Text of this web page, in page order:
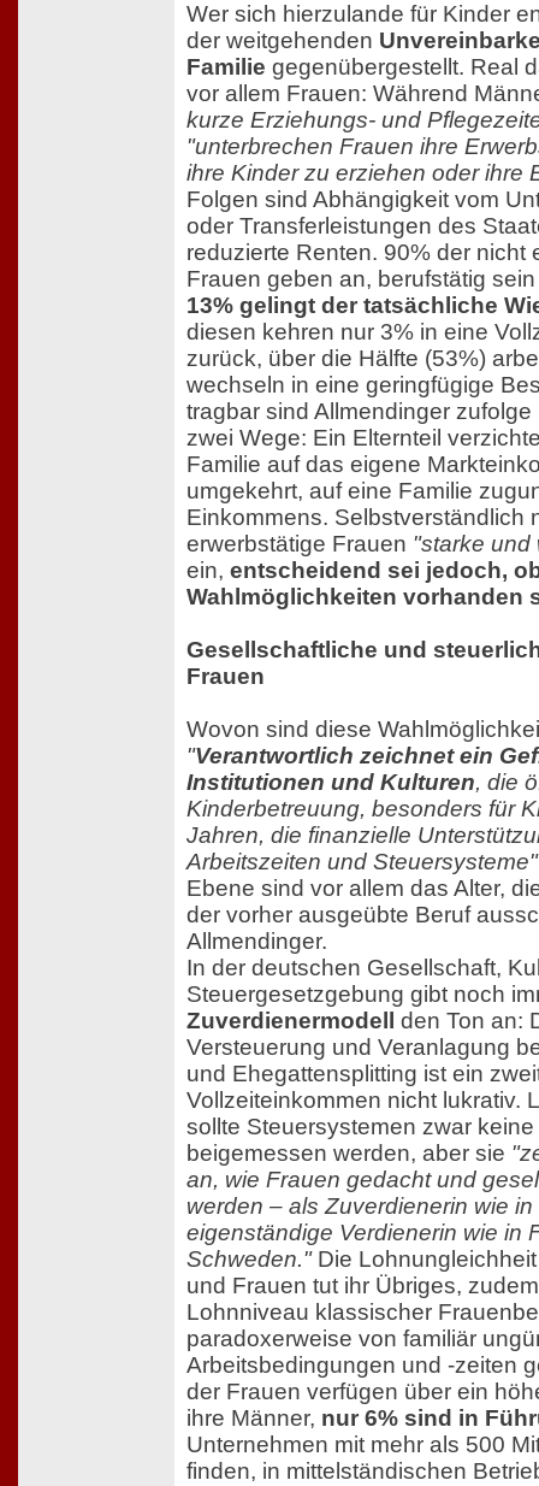
Wer sich hierzulande für Kinder
der weitgehenden
Familie gegenübergestellt. Real
vor allem Frauen: Während
kurze Erziehungs- und
"unterbrechen Frauen ihre
ihre Kinder zu erziehen oder ihre
Folgen sind Abhängigkeit vom
oder Transferleistungen des
reduzierte Renten. 90% der nicht
Frauen geben an, berufstätig
13% gelingt der tatsächliche
diesen kehren nur 3% in eine
zurück, über die Hälfte (53%)
wechseln in eine geringfügige
tragbar sind Allmendinger
zwei Wege: Ein Elternteil
Familie auf das eigene
umgekehrt, auf eine Familie
Einkommens. Selbstverständlich
erwerbstätige Frauen "starke und
ein, entscheidend sei jedoch,
Wahlmöglichkeiten vorhanden
Gesellschaftliche und
Frauen
Wovon sind diese
"Verantwortlich zeichnet ein
Institutionen und Kulturen, die
Kinderbetreuung, besonders für
Jahren, die finanzielle
Arbeitszeiten und Steuersysteme"
Ebene sind vor allem das Alter,
der vorher ausgeübte Beruf
Allmendinger.
In der deutschen Gesellschaft,
Steuergesetzgebung gibt noch
Zuverdienermodell
den Ton an:
Versteuerung und Veranlagung
und Ehegattensplitting ist ein
Vollzeiteinkommen nicht lukrativ.
sollte Steuersystemen zwar
beigemessen werden, aber sie
an, wie Frauen gedacht und
werden – als Zuverdienerin wie
eigenständige Verdienerin wie in
Schweden."Die
und Frauen tut ihr Übriges,
Lohnniveau klassischer
paradoxerweise von familiär
Arbeitsbedingungen und -zeiten
der Frauen verfügen über ein
ihre Männer, nur 6% sind in
Unternehmen mit mehr als 500
finden, in mittelständischen